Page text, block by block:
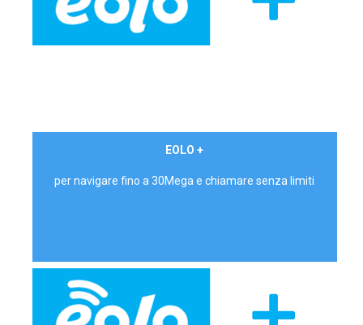
EOLO +
per navigare fino a 30Mega e chiamare senza limiti